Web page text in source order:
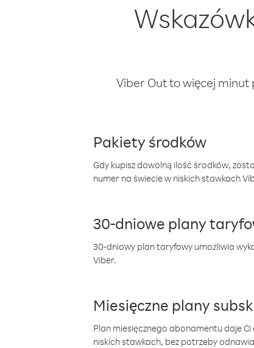
Viber Out to więcej minut
Pakiety środków
Gdy kupisz dowolną ilość środków,
numer na świecie w niskich stawkach
30-dniowe plany
30-dniowy plan taryfowy umożliwia
Viber.
Miesięczne plany
Plan miesięcznego abonamentu daje
niskich stawkach, bez potrzeby